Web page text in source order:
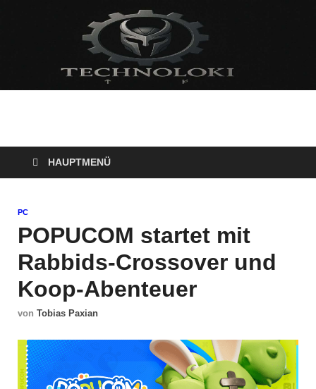
Technoloki: Gaming
und Entertainment
Blockbuster, Indie-Perlen und Retro-Klassiker.
HAUPTMENÜ
PC
POPUCOM startet mit
Rabbids-Crossover und
Koop-Abenteuer
von Tobias Paxian